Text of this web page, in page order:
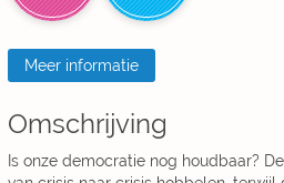
Meer informatie
Omschrijving
Is onze democratie nog houdbaar?